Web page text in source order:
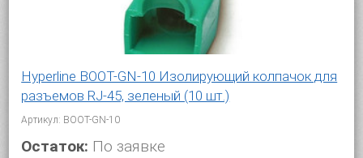
Hyperline BOOT-GN-10 Изолирующий колпачок для
разъемов RJ-45, зеленый (10 шт.)
Артикул: BOOT-GN-10
Остаток: По заявке